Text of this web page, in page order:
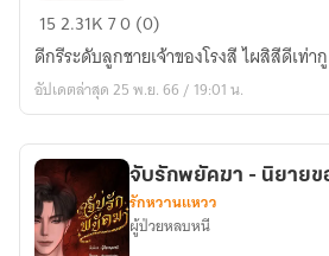
บัก
จอห์
นมัน
ร้าย
นิยาย
ของ
คน
เสีย
152.31K70 (0)
ดีกรีระดับลูกชายเจ้าของโรงสี ไผสิสีดีเท่ากู
อัปเดตล่าสุด 25 พ.ย. 66 / 19:01 น.
จับรักพยัคฆา - นิยายข
รักหวานแหวว
ผู้ป่วยหลบหนี